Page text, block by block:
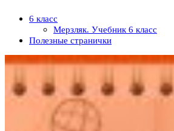
6 класс
Мерзляк. Учебник 6 класс
Полезные странички